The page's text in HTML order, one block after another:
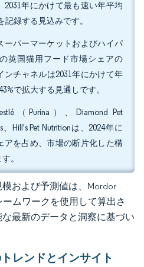
年にかけて最も速い年平均
記録する見込みです。
ーパーマーケットおよびハイパ
英国猫用フード市場シェアの
ンチャネルは2031年にかけて年
で拡大する見通しです。
（Purina）、Diamond Pet
、Hill's Pet Nutritionは、2024年に
アを占め、市場の断片化した構
。
および予測値は、Mordor
ムワークを使用して算出さ
最新のデータと洞察に基づい
レンドとインサイト